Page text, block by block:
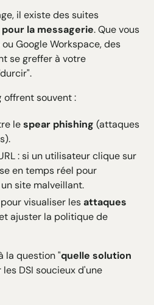
il existe des suites
la messagerie. Que vous
Google Workspace, des
se greffer à votre
offrent souvent :
lespear phishing (attaques
: si un utilisateur clique sur
en temps réel pour
site malveillant.
visualiser lesattaques
ajuster la politique de
la question "quelle solution
DSI soucieux d'une